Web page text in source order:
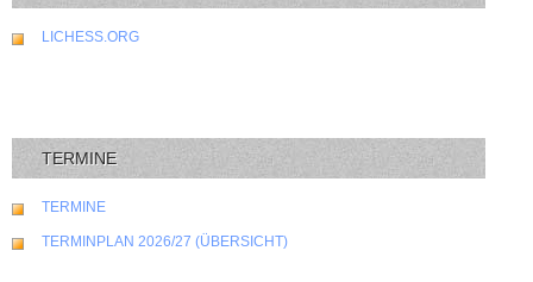
LICHESS.ORG
TERMINE
TERMINE
TERMINPLAN 2026/27 (ÜBERSICHT)